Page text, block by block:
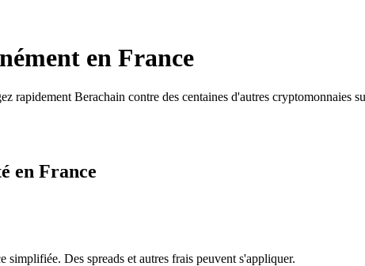
en France
rapidement Berachain contre des centaines d'autres cryptomonnaies
en France
Des spreads et autres frais peuvent s'appliquer.